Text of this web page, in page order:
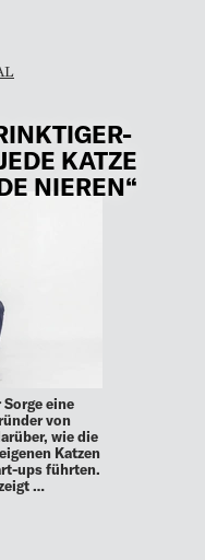
KATZE
NIEREN“
eine
von
wie die
Katzen
ups führten.
…